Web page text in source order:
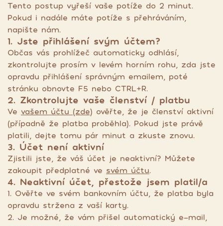
Tento postup vyřeší vaše potíže do 2 minut.
Pokud i nadále máte potíže s přehráváním,
napište nám.
1. Jste přihlášení svým účtem?
Občas vás prohlížeč automaticky odhlásí,
zkontrolujte prosím v levém horním rohu, zda jste
opravdu přihlášení správným emailem, poté
stránku obnovte F5 nebo CTRL+R.
2. Zkontrolujte vaše členství / platbu
Ve vašem účtu (zde) ověřte, že je členství aktivní
(případně že platba proběhla). Pokud jste právě
platili, dejte tomu pár minut a zkuste znovu.
3. Účet není aktivní
Zjistili jste, že váš účet je neaktivní? Můžete
zakoupit předplatné ve svém účtu.
4. Neaktivní účet, přestože jsem platil/a
1. Ověřte ve svém bankovním účtu, že platba byla
opravdu stržena z vaší karty.
2. Je možné, že vám přišel automatický e-mail,